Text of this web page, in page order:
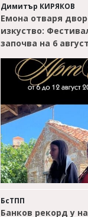
Димитър КИРЯКОВ
Емона отваря
изкуство:
започва на 6 август
БсТПП
Банков рекорд у